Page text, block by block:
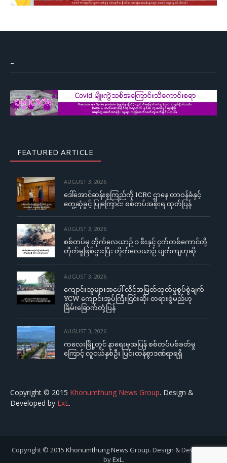
–
FEATURED ARTICLE
AUGUST 3, 2026
ဒေါ်အောင်ဆန်းစုကြည်ကို ICRC ဌာနေ တာဝန်ခံနှင့်
တွေ့ဆုံခွင့် ပြုကြောင်း စစ်တပ်အစိုးရ ထုတ်ပြန်
AUGUST 3, 2026
စစ်တပ်မှ တိုက်လေယာဉ် ၁ စီးနှင့် ငှက်တစ်ကောင်တို့
တိုက်မှုဖြစ်ပွားပြီး တိုက်လေယာဉ် ပျက်ကျဟုဆို
AUGUST 3, 2026
ကျောင်းသူများအပေါ် လိင်အမြတ်ထုတ်မှုစွပ်စွဲချက်
YCW ကျောင်းအုပ်ကြီးငြင်းဆို၊ တရားစွဲမည်ဟု
ခြိမ်းခြောက်တုံ့ပြန်
AUGUST 3, 2026
ကလေးမြို့တွင် နာရေးမှအပြန် စစ်တပ်ပစ်ခတ်မှု
ကြောင့် လူငယ်နှစ်ဦး ပြင်းထန်စွာဒဏ်ရာရရှိ
Copyright © 2015 Khonumthung News Group. Design &
Developed by ExL.
Copyright © 2015 Khonumthung News Group. Design & Developed
byExL.